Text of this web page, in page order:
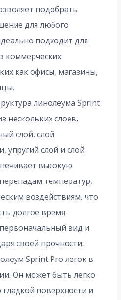
подобрать
для любого
подходит для
коммерческих
как офисы, магазины,
линолеума Sprint
нескольких слоев,
слой, слой
упругий слой и слой
высокую
температур,
воздействиям, что
долгое время
вид и
своей прочности.
Sprint Pro легок в
Он может быть легко
поверхности и